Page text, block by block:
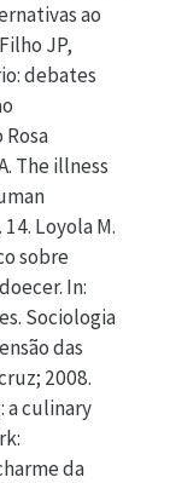
ao
JP,
debates
The illness
Loyola M.
sobre
In:
Sociologia
das
2008.
a culinary
da